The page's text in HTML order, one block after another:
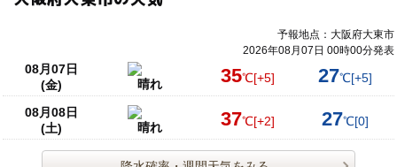
予報地点：大阪府大東市
2026年08月07日 00時00分発表
08月07日
(金)
晴れ 35℃[+5] 27℃[+5]
08月08日
(土)
晴れ 37℃[+2] 27℃[0]